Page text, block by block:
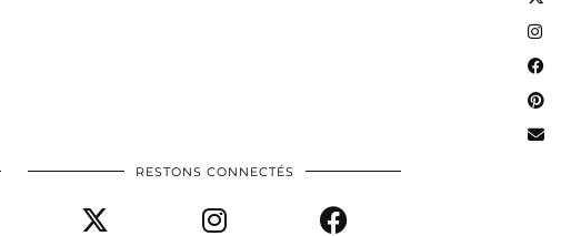
RESTONS CONNECTÉS